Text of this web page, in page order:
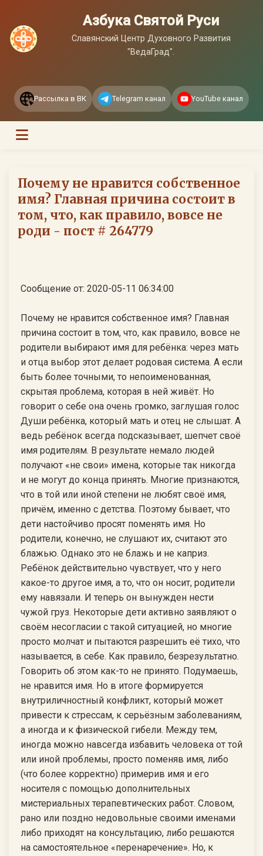
Азбука Святой Руси
Славянский Центр Духовного Развития
"ВедаГрад".
Рассылка в ВК Telegram канал YouTube канал
Почему не нравится собственное
имя? Главная причина состоит в
том, что, как правило, вовсе не
роди - пост # 264779
Сообщение от: 2020-05-11 06:34:00
Почему не нравится собственное имя? Главная
причина состоит в том, что, как правило, вовсе не
родители выбирают имя для ребёнка: через мать
и отца выбор этот делает родовая система. А если
быть более точными, то непоименованная,
скрытая проблема, которая в ней живёт. Но
говорит о себе она очень громко, заглушая голос
Души ребёнка, который мать и отец не слышат. А
ведь ребёнок всегда подсказывает, шепчет своё
имя родителям. В результате немало людей
получают «не свои» имена, которые так никогда
и не могут до конца принять. Многие признаются,
что в той или иной степени не любят своё имя,
причём, именно с детства. Поэтому бывает, что
дети настойчиво просят поменять имя. Но
родители, конечно, не слушают их, считают это
блажью. Однако это не блажь и не каприз.
Ребёнок действительно чувствует, что у него
какое-то другое имя, а то, что он носит, родители
ему навязали. И теперь он вынужден нести
чужой груз. Некоторые дети активно заявляют о
своём несогласии с такой ситуацией, но многие
просто молчат и пытаются разрешить её тихо, что
называется, в себе. Как правило, безрезультатно.
Говорить об этом как-то не принято. Подумаешь,
не нравится имя. Но в итоге формируется
внутриличностный конфликт, который может
привести к стрессам, к серьёзным заболеваниям,
а иногда и к физической гибели. Между тем,
иногда можно навсегда избавить человека от той
или иной проблемы, просто поменяв имя, либо
(что более корректно) примерив имя и его
носителя с помощью дополнительных
мистериальных терапевтических работ. Словом,
рано или поздно недовольные своими именами
либо приходят на консультацию, либо решаются
на самостоятельное «перенаречение». Но, к